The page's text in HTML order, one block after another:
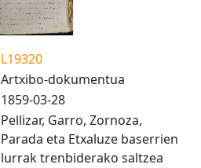
L19320
Artxibo-dokumentua
1859-03-28
Pellizar, Garro, Zornoza,
Parada eta Etxaluze baserrien
lurrak trenbiderako saltzea